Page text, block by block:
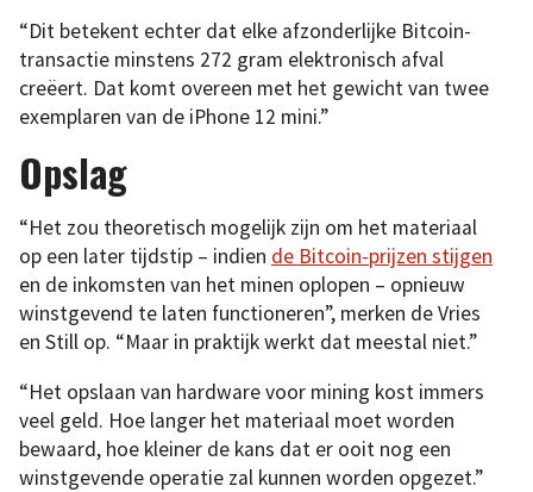
“Dit betekent echter dat elke afzonderlijke Bitcoin-
transactie minstens 272 gram elektronisch afval
creëert. Dat komt overeen met het gewicht van twee
exemplaren van de iPhone 12 mini.”
Opslag
“Het zou theoretisch mogelijk zijn om het materiaal
op een later tijdstip – indien de Bitcoin-prijzen stijgen
en de inkomsten van het minen oplopen – opnieuw
winstgevend te laten functioneren”, merken de Vries
en Still op. “Maar in praktijk werkt dat meestal niet.”
“Het opslaan van hardware voor mining kost immers
veel geld. Hoe langer het materiaal moet worden
bewaard, hoe kleiner de kans dat er ooit nog een
winstgevende operatie zal kunnen worden opgezet.”